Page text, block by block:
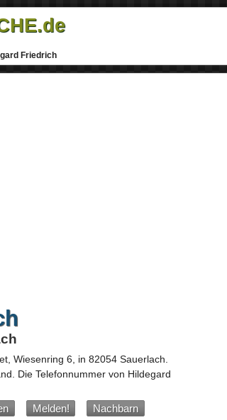
Friedrich
Wiesenring 6, in 82054 Sauerlach.
. Die Telefonnummer von Hildegard
Melden!
Nachbarn